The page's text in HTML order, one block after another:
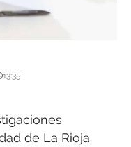
13:35
de La Rioja